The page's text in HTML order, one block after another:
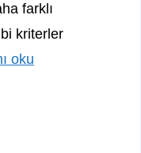
farklı
kriterler
oku